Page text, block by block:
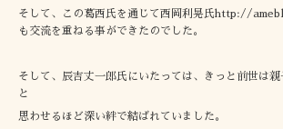
そして、この葛西氏を通じて西岡利晃氏http://
も交流を重ねる事ができたのでした。
そして、辰吉丈一郎氏にいたっては、きっと前世は親
と
思わせるほど深い絆で結ばれていました。